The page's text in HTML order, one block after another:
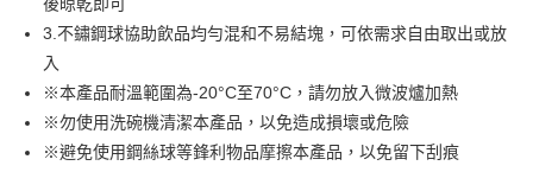
2.付款方式選擇「大哥付你分期」，訂單成立後會自動跳轉到大哥付的交易
流程，驗證手機門號後，選擇欲分期的期數、繳款截止日，確認付款後即完
3.實際核准額度、可分期數及費用金額請依後續交易確認頁面所載為準。
4.訂單成立30分鐘內，如未前往確認交易或遇審核未通過，訂單將自動取
消。如遇「轉專審核」未通過狀況，表示未達大哥付你分期系統評分，恕無
法說明評估內容。
【繳款方式說明】
相關說明
【關於「AFTEE先享後付」】
AFTEE先享後付是「在收到商品之後才付款」的支付方式。 讓您購物簡單
１．簡單：不需註冊會員、不需綁卡、不需儲值。
２．便利：只要手機號碼，簡訊認證，即可結帳。
３．安心：先確認商品／服務後，再付款。
ATM付款
貨到付款
運送方式
3.不鏽鋼球協助飲品均勻混和不易結塊，可依需求自由取出或放
入
※本產品耐溫範圍為-20°C至70°C，請勿放入微波爐加熱
※勿使用洗碗機清潔本產品，以免造成損壞或危險
※避免使用鋼絲球等鋒利物品摩擦本產品，以免留下刮痕